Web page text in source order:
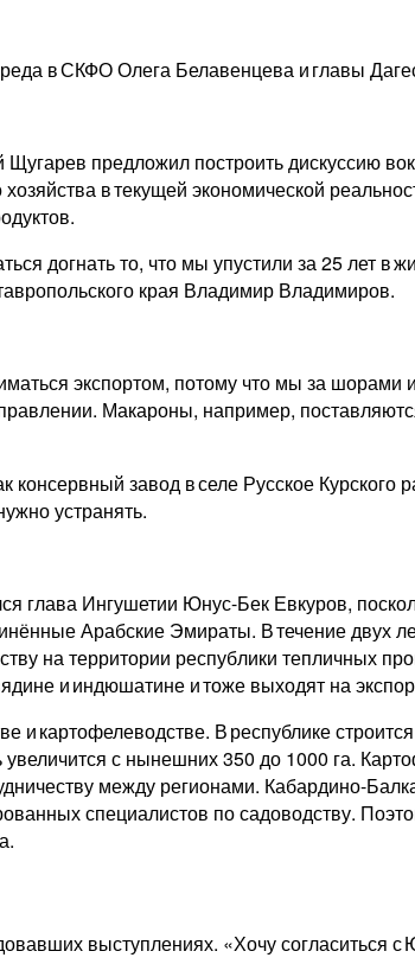
в СКФО Олега Белавенцева и главы
предложил построить дискуссию
в текущей экономической
догнать то, что мы упустили за 25 лет
края Владимир Владимиров.
экспортом, потому что мы за
Макароны, например,
завод в селе Русское
устранять.
глава Ингушетии Юнус-Бек Евкуров,
Арабские Эмираты. В течение двух
на территории респуб­лики тепличных
и индюшатине и тоже выходят на
картофелеводстве. В республике
с нынешних 350 до 1000 га.
между регионами. Кабардино-
специалистов по садоводству.
выступлениях. «Хочу согласиться